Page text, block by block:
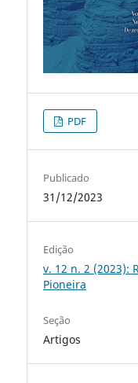
PDF
Publicado
31/12/2023
Edição
v. 12 n. 2 (2023):
Pioneira
Seção
Artigos